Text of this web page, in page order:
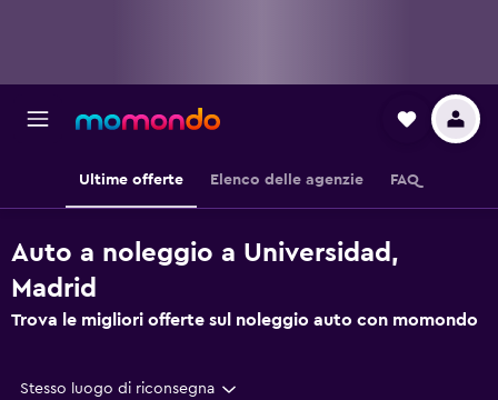
Ultime offerte Elenco delle agenzie FAQ
Auto a noleggio a Universidad,
Madrid
Trova le migliori offerte sul noleggio auto con momondo
Stesso luogo di riconsegna